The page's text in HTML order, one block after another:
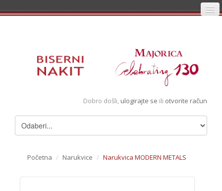
Registracija
Pregledani artikli
Dobro došli, ulogirajte se ili otvorite račun
Početna / Narukvice / Narukvica MODERN METALS